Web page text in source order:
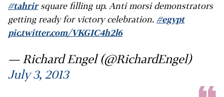
#tahrirsquare filling up. Anti morsi demonstrators
getting ready for victory celebration. #egypt
pic.twitter.com/VKGIC4h2l6
— Richard Engel (@RichardEngel)
July 3, 2013